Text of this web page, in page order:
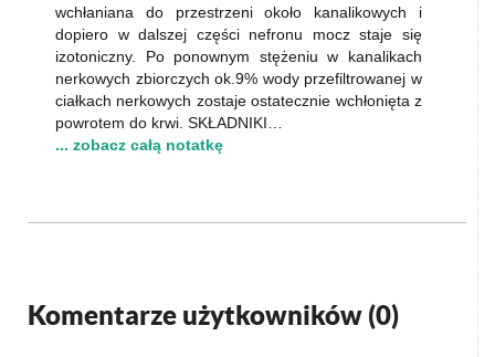
wchłaniana do przestrzeni około kanalikowych i
dopiero w dalszej części nefronu mocz staje się
izotoniczny. Po ponownym stężeniu w kanalikach
nerkowych zbiorczych ok.9% wody przefiltrowanej w
ciałkach nerkowych zostaje ostatecznie wchłonięta z
powrotem do krwi. SKŁADNIKI…
... zobacz całą notatkę
Komentarze użytkowników (0)